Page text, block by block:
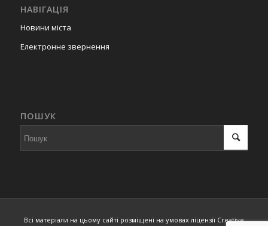
НАВІГАЦІЯ
Новини міста
Електронне звернення
ПОШУК
Всі матеріали на цьому сайті розміщені на умовах ліцензії Creative